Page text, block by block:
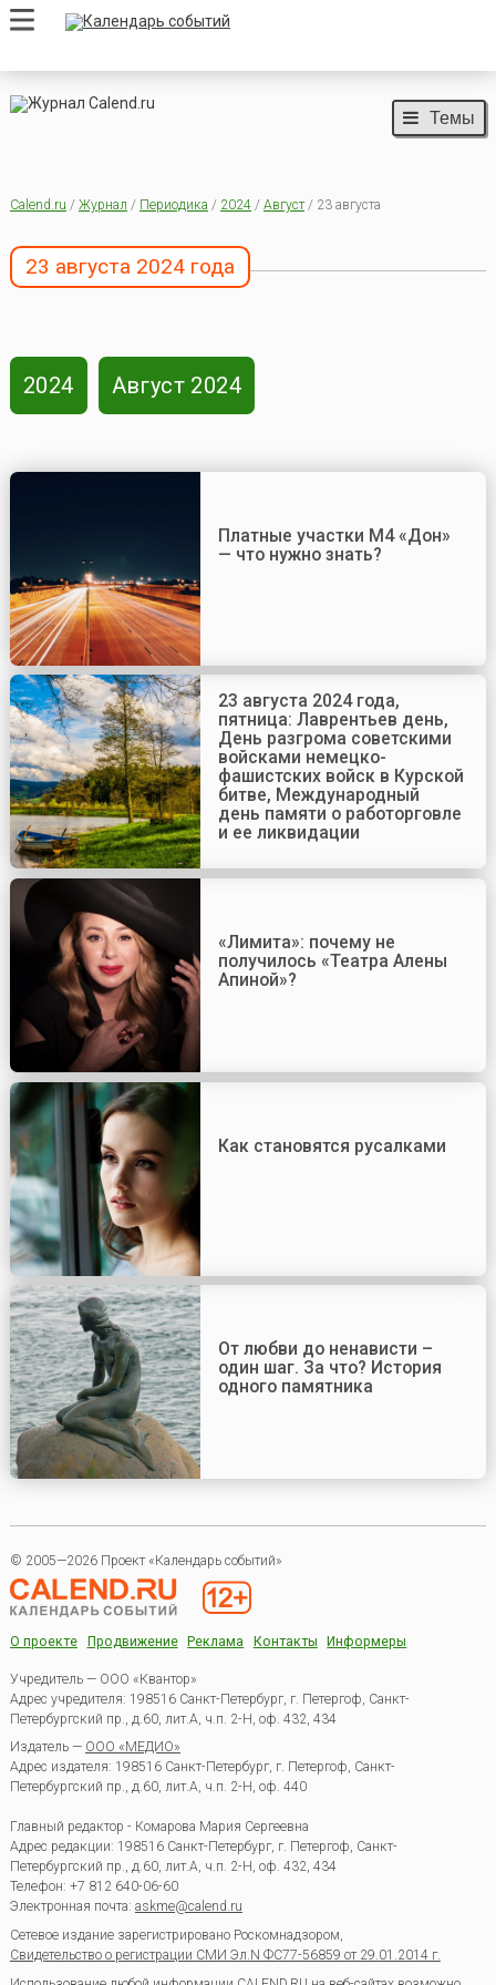
Темы
Calend.ru / Журнал / Периодика / 2024/ Август/ 23 августа
23 августа 2024 года
2024 Август 2024
Платные участки М4 «Дон»
— что нужно знать?
23 августа 2024 года,
пятница: Лаврентьев день,
День разгрома советскими
войсками немецко-
фашистских войск в Курской
битве, Международный
день памяти о работорговле
и ее ликвидации
«Лимита»: почему не
получилось «Театра Алены
Апиной»?
Как становятся русалками
От любви до ненависти –
один шаг. За что? История
одного памятника
© 2005—2026 Проект «Календарь событий»
О проекте Продвижение Реклама Контакты Информеры
Учредитель — ООО «Квантор»
Адрес учредителя: 198516 Санкт-Петербург, г. Петергоф, Санкт-
Петербургский пр., д.60, лит.А, ч.п. 2-Н, оф. 432, 434
Издатель — ООО «МЕДИО»
Адрес издателя: 198516 Санкт-Петербург, г. Петергоф, Санкт-
Петербургский пр., д.60, лит.А, ч.п. 2-Н, оф. 440
Главный редактор - Комарова Мария Сергеевна
Адрес редакции: 198516 Санкт-Петербург, г. Петергоф, Санкт-
Петербургский пр., д.60, лит.А, ч.п. 2-Н, оф. 432, 434
Телефон: +7 812 640-06-60
Электронная почта: askme@calend.ru
Сетевое издание зарегистрировано Роскомнадзором,
Свидетельство о регистрации СМИ Эл.N ФС77-56859 от 29.01.2014 г.